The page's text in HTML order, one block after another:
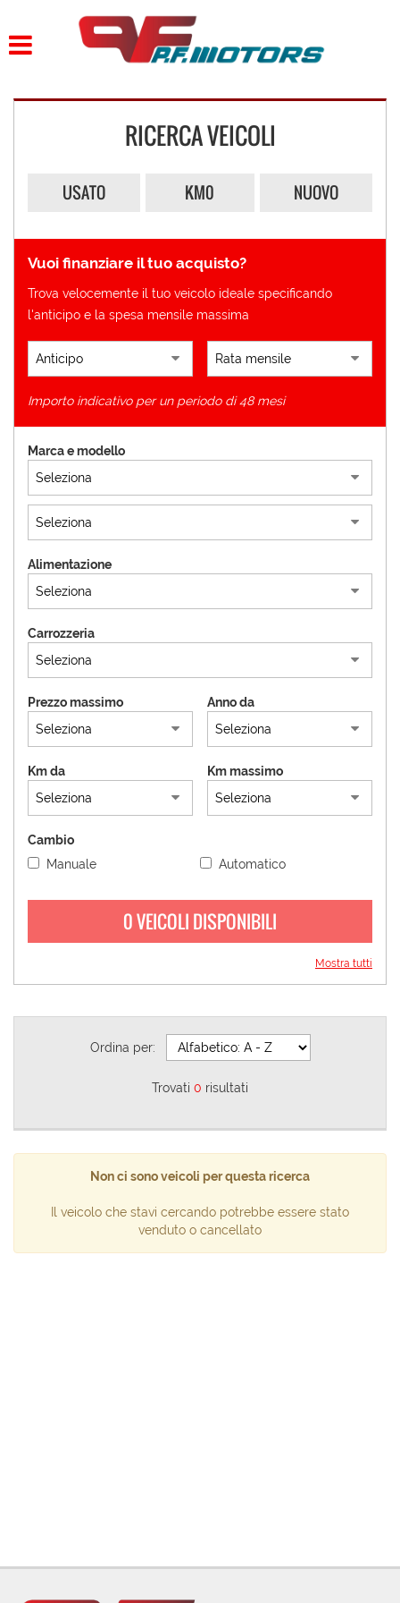
ASSISTENZA
CONTATTI
RICERCA VEICOLI
USATO KM0 NUOVO
Vuoi finanziare il tuo acquisto?
Trova velocemente il tuo veicolo ideale specificando
l'anticipo e la spesa mensile massima
Importo indicativo per un periodo di 48 mesi
Marca e modello
Alimentazione
Carrozzeria
Prezzo massimo Anno da
Km da Km massimo
Cambio
Manuale
Automatico
0 VEICOLI DISPONIBILI
Mostra tutti
Ordina per:
Trovati 0 risultati
Non ci sono veicoli per questa ricerca
Il veicolo che stavi cercando potrebbe essere stato
venduto o cancellato